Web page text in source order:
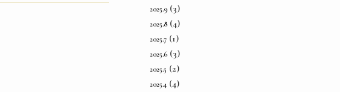
2025.9 (3)
2025.8 (4)
2025.7 (1)
2025.6 (3)
2025.5 (2)
2025.4 (4)